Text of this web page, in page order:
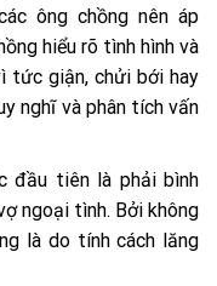
ông chồng nên áp
hiểu rõ tình hình và
tức giận, chửi bới hay
nghĩ và phân tích vấn
đầu tiên là phải bình
ngoại tình. Bởi không
là do tính cách lăng